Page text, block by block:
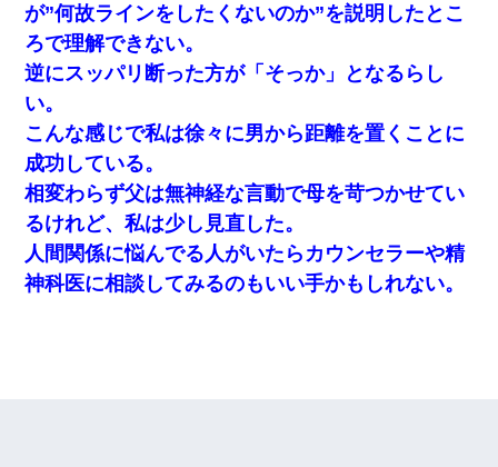
が”何故ラインをしたくないのか”を説明したとこ
ろで理解できない。
逆にスッパリ断った方が「そっか」となるらし
い。
こんな感じで私は徐々に男から距離を置くことに
成功している。
相変わらず父は無神経な言動で母を苛つかせてい
るけれど、私は少し見直した。
人間関係に悩んでる人がいたらカウンセラーや精
神科医に相談してみるのもいい手かもしれない。